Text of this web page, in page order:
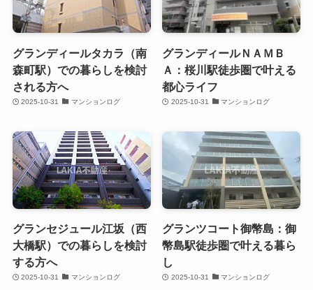
グランディールタカラ（南
森町駅）での暮らしを検討
される方へ
2025-10-31 マンションログ
グランディールＮＡＭＢ
Ａ：桜川駅徒歩圏で叶える
都心ライフ
2025-10-31 マンションログ
グランセジュール江坂（西
大橋駅）での暮らしを検討
する方へ
2025-10-31 マンションログ
グランツコート御幣島：御
幣島駅徒歩圏で叶える暮ら
し
2025-10-31 マンションログ